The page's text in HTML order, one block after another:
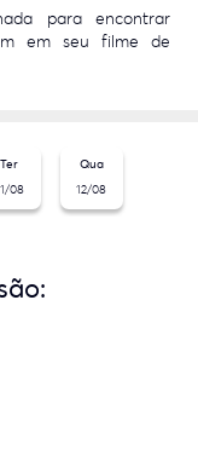
para encontrar
em seu filme de
Ter
08
Qua
12/08